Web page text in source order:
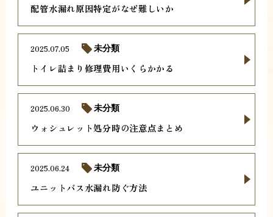
配管水漏れ原因特定がなぜ難しいか
トイレ詰まり修理費用いくらかかる
2025.07.05 未分類
ウォシュレット処分時の注意点まとめ
2025.06.30 未分類
ユニットバス水漏れ防ぐ方法
2025.06.24 未分類